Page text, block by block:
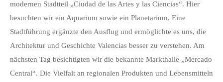
modernen Stadtteil „Ciudad de las Artes y las Ciencias“. Hier
besuchten wir ein Aquarium sowie ein Planetarium. Eine
Stadtführung ergänzte den Ausflug und ermöglichte es uns, die
Architektur und Geschichte Valencias besser zu verstehen. Am
nächsten Tag besichtigten wir die bekannte Markthalle „Mercado
Central“. Die Vielfalt an regionalen Produkten und Lebensmitteln